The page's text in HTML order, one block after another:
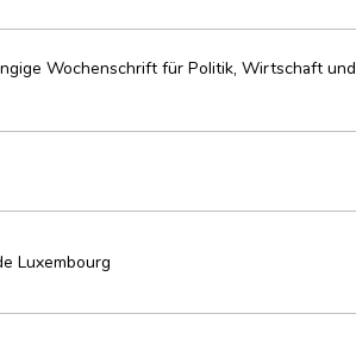
Wochenschrift für Politik, Wirtschaft und
Luxembourg